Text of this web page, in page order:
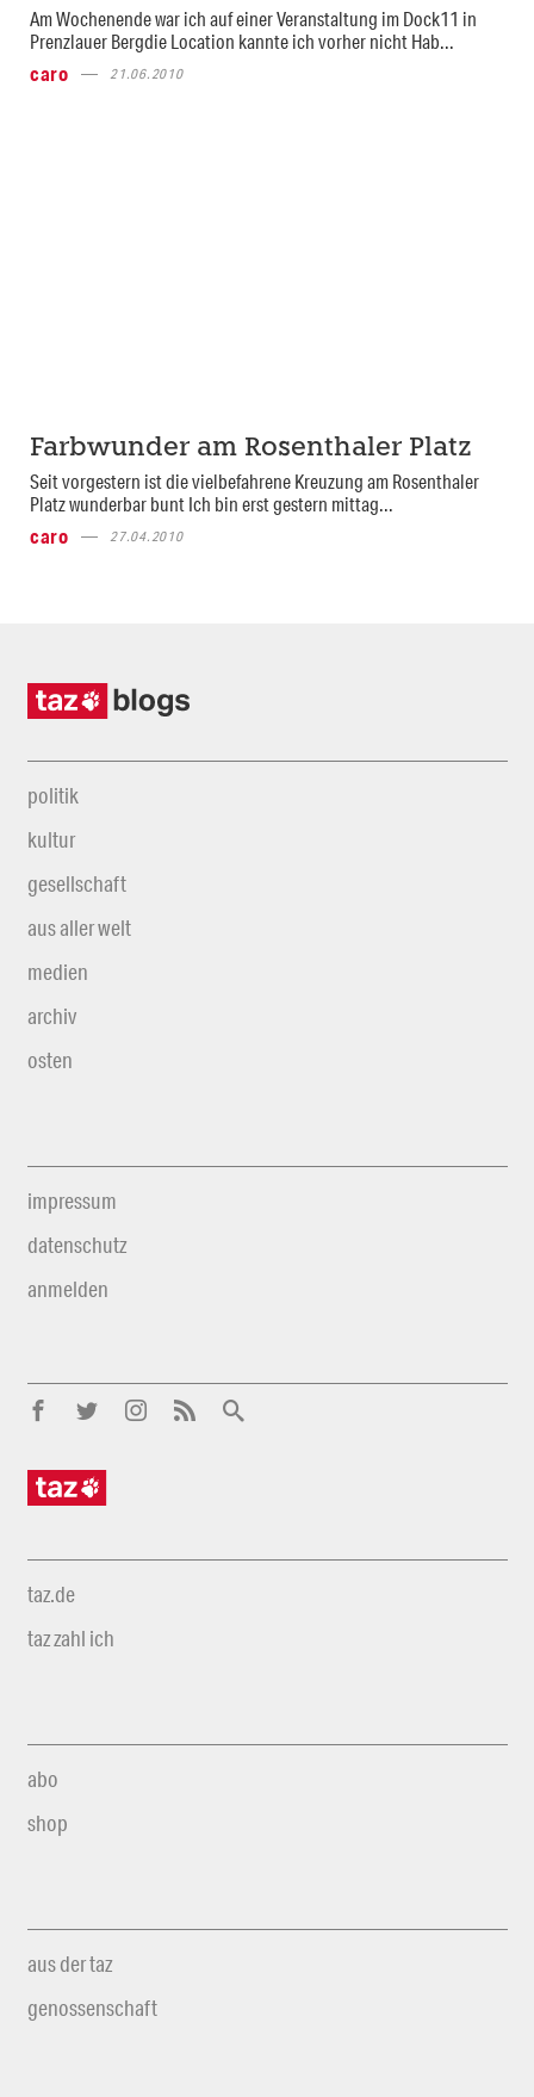
Am Wochenende war ich auf einer Veranstaltung im Dock11 in
Prenzlauer Bergdie Location kannte ich vorher nicht Hab...
caro
21.06.2010
Farbwunder am Rosenthaler Platz
Seit vorgestern ist die vielbefahrene Kreuzung am Rosenthaler
Platz wunderbar bunt Ich bin erst gestern mittag...
caro
27.04.2010
politik
kultur
gesellschaft
aus aller welt
medien
archiv
osten
impressum
datenschutz
anmelden
taz.de
taz zahl ich
abo
shop
aus der taz
genossenschaft